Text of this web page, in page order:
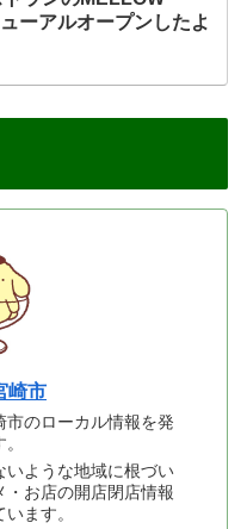
ーアルオープンしたよ
崎市
市のローカル情報を発
いような地域に根づい
・お店の開店閉店情報
ます。